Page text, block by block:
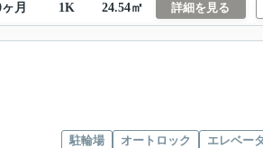
月 1K 24.54㎡ 詳細を見る
駐輪場 オートロック
エレベー